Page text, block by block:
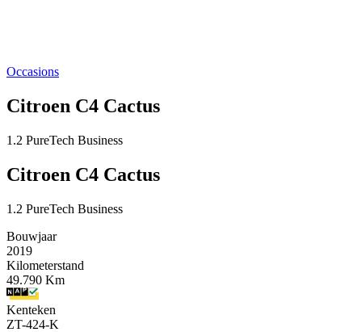
Occasions
Citroen C4 Cactus
1.2 PureTech Business
Citroen C4 Cactus
1.2 PureTech Business
Bouwjaar
2019
Kilometerstand
49.790 Km
Kenteken
ZT-424-K